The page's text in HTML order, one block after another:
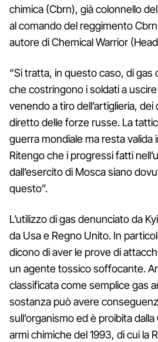
chimica (Cbrn), già colonnello
al comando del reggimento
autore di Chemical Warrior
“Si tratta, in questo caso, di
che costringono i soldati a
venendo a tiro dell’artiglieria,
diretto delle forze russe. La
guerra mondiale ma resta valida
Ritengo che i progressi fatti
dall’esercito di Mosca siano
questo”.
L’utilizzo di gas denunciato da
da Usa e Regno Unito. In
dicono di aver le prove di
un agente tossico soffocante.
classificata come semplice gas
sostanza può avere
sull’organismo ed è proibita
armi chimiche del 1993, di cui la